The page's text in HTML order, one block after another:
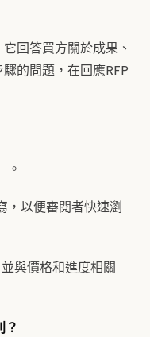
回答買方關於成果、
的問題，在回應RFP
。
，以便審閱者快速瀏
與價格和進度相關
？